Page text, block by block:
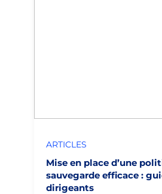
ARTICLES
Mise en place d’une
sauvegarde efficace :
dirigeants